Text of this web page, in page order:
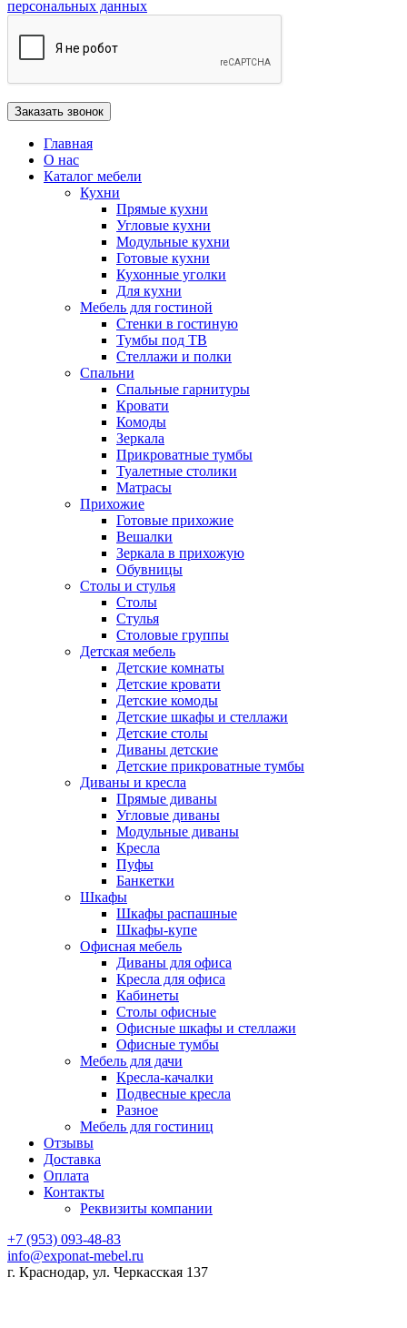
персональных данных
Главная
О нас
Каталог мебели
Кухни
Прямые кухни
Угловые кухни
Модульные кухни
Готовые кухни
Кухонные уголки
Для кухни
Мебель для гостиной
Стенки в гостиную
Тумбы под ТВ
Стеллажи и полки
Спальни
Спальные гарнитуры
Кровати
Комоды
Зеркала
Прикроватные тумбы
Туалетные столики
Матрасы
Прихожие
Готовые прихожие
Вешалки
Зеркала в прихожую
Обувницы
Столы и стулья
Столы
Стулья
Столовые группы
Детская мебель
Детские комнаты
Детские кровати
Детские комоды
Детские шкафы и стеллажи
Детские столы
Диваны детские
Детские прикроватные тумбы
Диваны и кресла
Прямые диваны
Угловые диваны
Модульные диваны
Кресла
Пуфы
Банкетки
Шкафы
Шкафы распашные
Шкафы-купе
Офисная мебель
Диваны для офиса
Кресла для офиса
Кабинеты
Столы офисные
Офисные шкафы и стеллажи
Офисные тумбы
Мебель для дачи
Кресла-качалки
Подвесные кресла
Разное
Мебель для гостиниц
Отзывы
Доставка
Оплата
Контакты
Реквизиты компании
+7 (953) 093-48-83
info@exponat-mebel.ru
г. Краснодар, ул. Черкасская 137